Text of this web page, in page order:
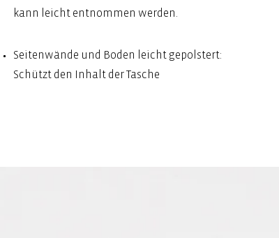
kann leicht entnommen werden.
Seitenwände und Boden leicht gepolstert:
Schützt den Inhalt der Tasche